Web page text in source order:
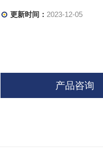
更新时间： 2023-12-05
产品咨询